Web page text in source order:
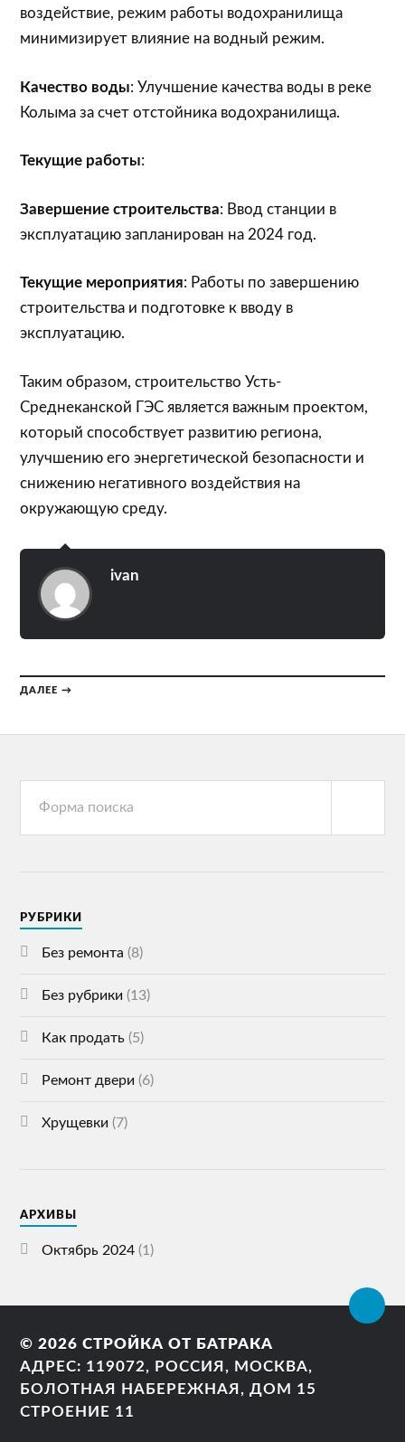
воздействие, режим работы водохранилища
минимизирует влияние на водный режим.
Качество воды: Улучшение качества воды в реке
Колыма за счет отстойника водохранилища.
Текущие работы:
Завершение строительства: Ввод станции в
эксплуатацию запланирован на 2024 год.
Текущие мероприятия: Работы по завершению
строительства и подготовке к вводу в
эксплуатацию.
Таким образом, строительство Усть-
Среднеканской ГЭС является важным проектом,
который способствует развитию региона,
улучшению его энергетической безопасности и
снижению негативного воздействия на
окружающую среду.
ivan
ДАЛЕЕ →
РУБРИКИ
Без ремонта (8)
Без рубрики (13)
Как продать (5)
Ремонт двери (6)
Хрущевки (7)
АРХИВЫ
Октябрь 2024 (1)
© 2026СТРОЙКА ОТ БАТРАКА
АДРЕС: 119072, РОССИЯ, МОСКВА,
БОЛОТНАЯ НАБЕРЕЖНАЯ, ДОМ 15
СТРОЕНИЕ 11